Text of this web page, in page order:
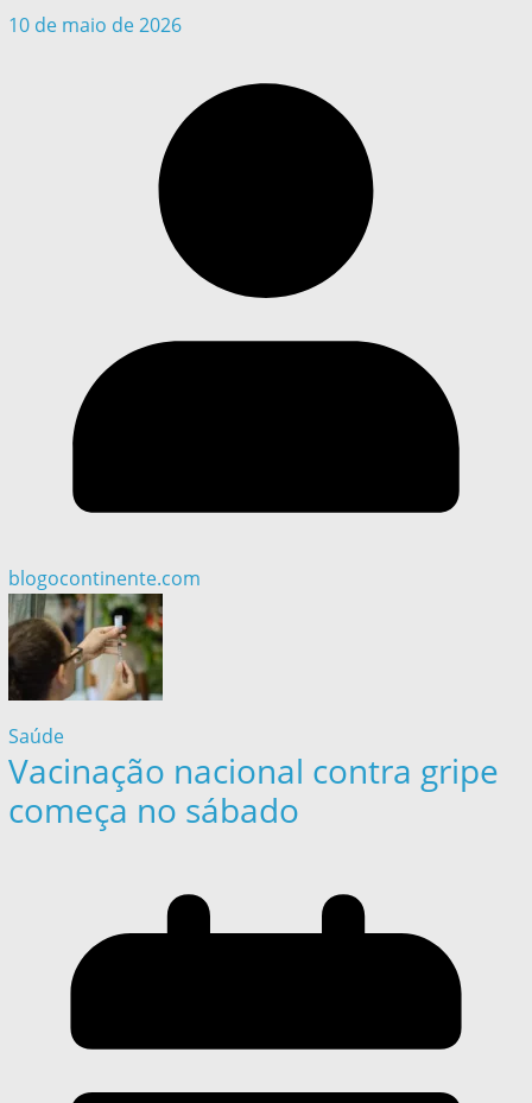
10 de maio de 2026
blogocontinente.com
Saúde
Vacinação nacional contra gripe
começa no sábado